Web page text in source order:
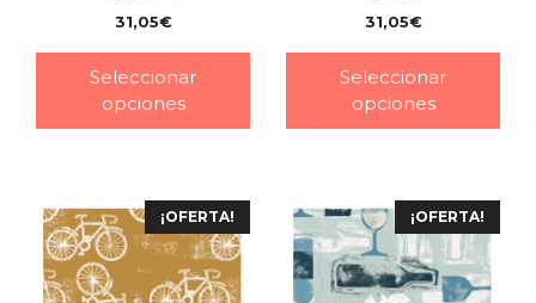
31,05€
Seleccionar
opciones
31,05€
Seleccionar
opciones
¡OFERTA! ¡OFERTA!